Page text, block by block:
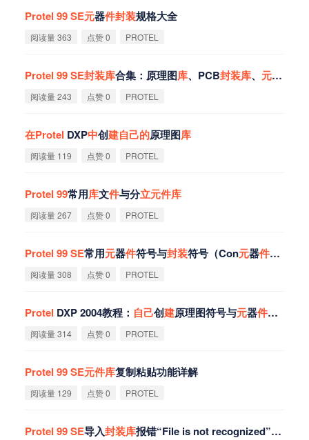
Protel 99SE元器件封装规格大全
阅读量 363 点赞 0 PROTEL
Protel 99SE封装库合集：原理图库、PCB封装库、 元器
阅读量 243 点赞 0 PROTEL
在Protel DXP中创建自己的原理图库
阅读量 119 点赞 0 PROTEL
Protel 99常用库文件与分立元件库
阅读量 267 点赞 0 PROTEL
Protel 99SE常用元器件符号与封装符号（Con元器件符号）
阅读量 308 点赞 0 PROTEL
Protel DXP 2004教程： 自己创建原理图符号与元器件封
阅读量 314 点赞 0 PROTEL
Protel 99SE元件库复制粘贴功能详解
阅读量 129 点赞 0 PROTEL
Protel 99SE导入封装库报错“File is not recognized”的